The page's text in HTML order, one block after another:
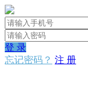
登 录
忘记密码？ 注 册